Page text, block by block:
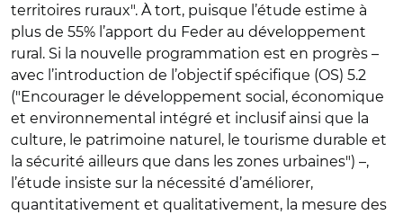
territoires ruraux". À tort, puisque l’étude estime à
plus de 55% l’apport du Feder au développement
rural. Si la nouvelle programmation est en progrès –
avec l’introduction de l’objectif spécifique (OS) 5.2
("Encourager le développement social, économique
et environnemental intégré et inclusif ainsi que la
culture, le patrimoine naturel, le tourisme durable et
la sécurité ailleurs que dans les zones urbaines") –,
l’étude insiste sur la nécessité d’améliorer,
quantitativement et qualitativement, la mesure des